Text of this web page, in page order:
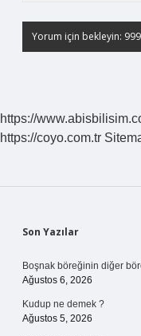
https://
https://coyo.com.tr
Sidebar
Son Yazılar
Boşnak böreğinin diğer
Ağustos 6, 2026
Kudup ne demek ?
Ağustos 5, 2026